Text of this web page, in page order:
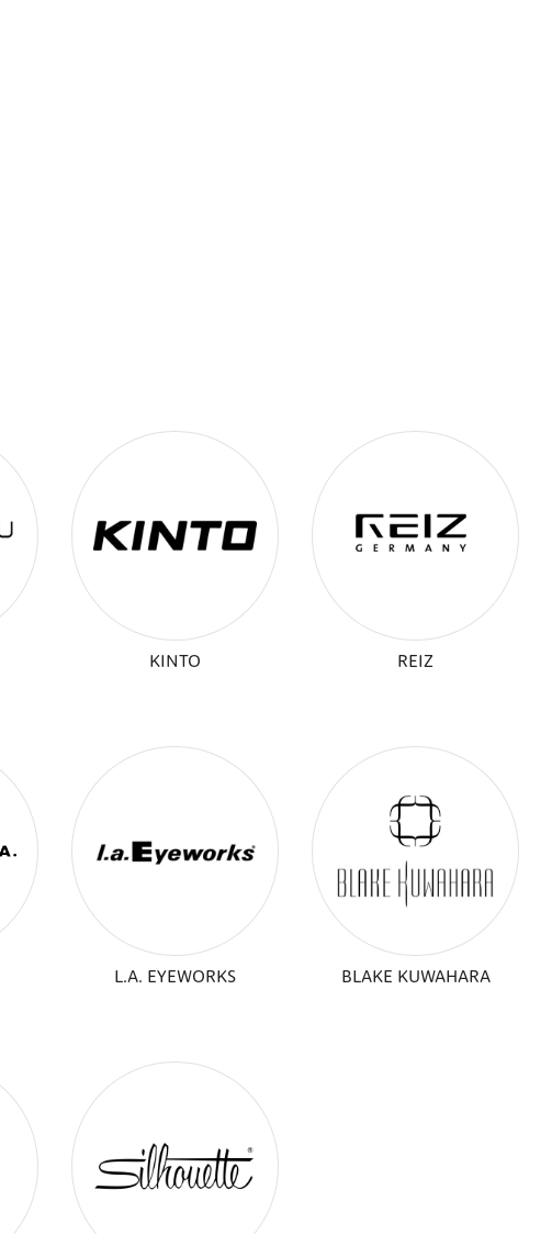
KINTO REIZ
L.A. EYEWORKS BLAKE KUWAHARA